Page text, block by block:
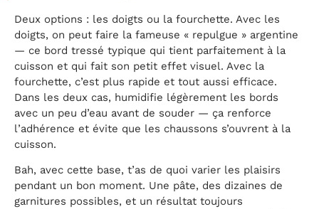
Deux options : les doigts ou la fourchette. Avec les
doigts, on peut faire la fameuse « repulgue » argentine
— ce bord tressé typique qui tient parfaitement à la
cuisson et qui fait son petit effet visuel. Avec la
fourchette, c’est plus rapide et tout aussi efficace.
Dans les deux cas, humidifie légèrement les bords
avec un peu d’eau avant de souder — ça renforce
l’adhérence et évite que les chaussons s’ouvrent à la
cuisson.
Bah, avec cette base, t’as de quoi varier les plaisirs
pendant un bon moment. Une pâte, des dizaines de
garnitures possibles, et un résultat toujours